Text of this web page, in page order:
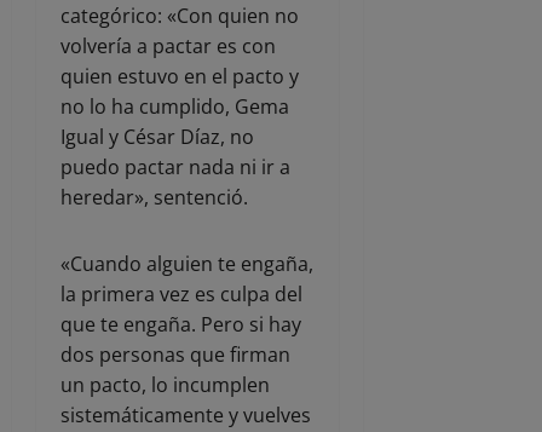
categórico: «Con quien no
volvería a pactar es con
quien estuvo en el pacto y
no lo ha cumplido, Gema
Igual y César Díaz, no
puedo pactar nada ni ir a
heredar», sentenció.
«Cuando alguien te engaña,
la primera vez es culpa del
que te engaña. Pero si hay
dos personas que firman
un pacto, lo incumplen
sistemáticamente y vuelves